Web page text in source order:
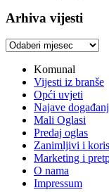
Arhiva vijesti
Arhiva
Komunal
Vijesti iz branše
Opći uvjeti
Najave
Mali Oglasi
Predaj oglas
Zanimljivi i
Marketing i
O nama
Impressum